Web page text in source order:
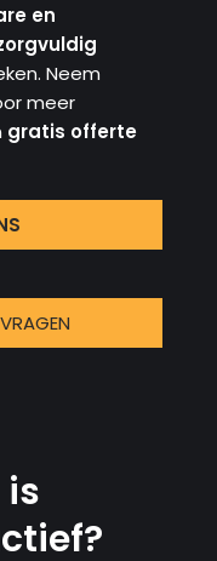
en
Neem
meer
gratis offerte
is